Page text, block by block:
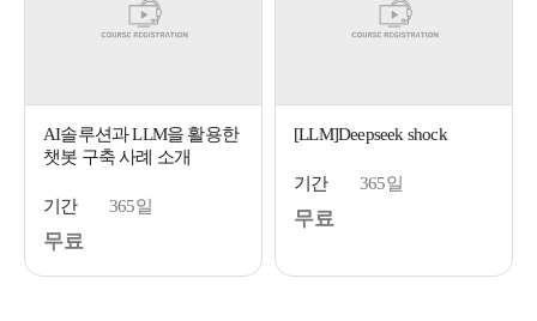
AI솔루션과 LLM을 활용한
챗봇 구축 사례 소개
기간 365일
무료
[LLM]Deepseek shock
기간 365일
무료